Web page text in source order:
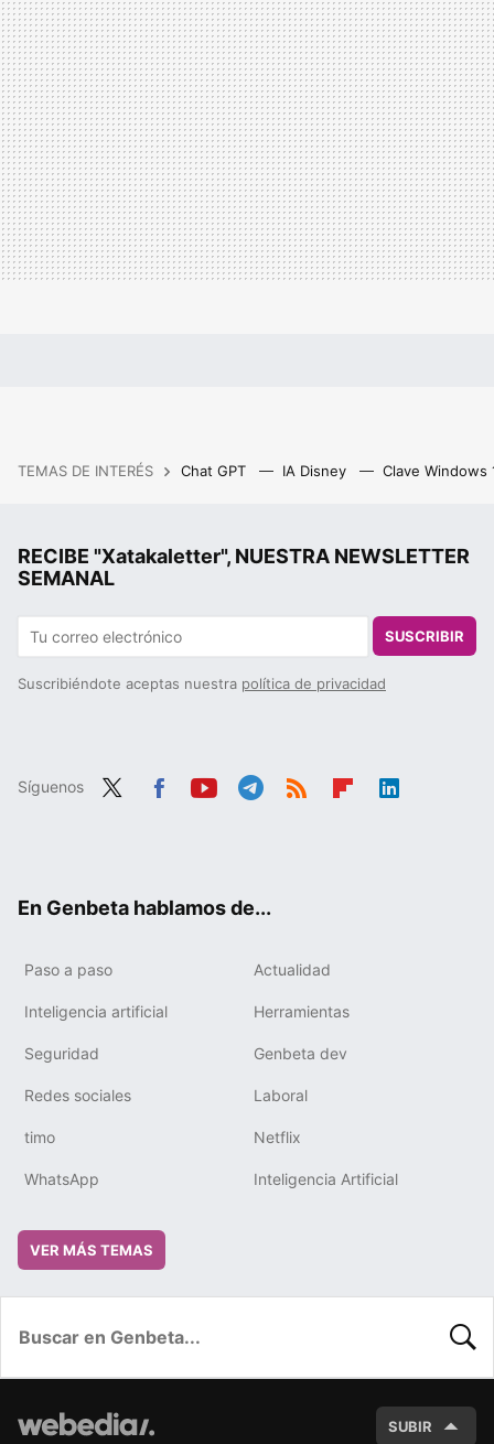
TEMAS DE INTERÉS Chat GPT IA Disney Clave Windows
RECIBE "Xatakaletter", NUESTRA NEWSLETTER
SEMANAL
SUSCRIBIR
Suscribiéndote aceptas nuestra política de privacidad
Síguenos
En Genbeta hablamos de...
Paso a paso Actualidad
Inteligencia artificial Herramientas
Seguridad Genbeta dev
Redes sociales Laboral
timo Netflix
WhatsApp Inteligencia Artificial
VER MÁS TEMAS
SUBIR